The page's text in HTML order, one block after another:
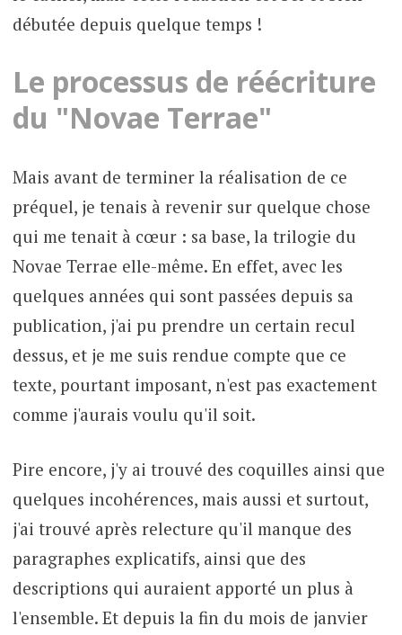
débutée depuis quelque temps !
Le processus de réécriture
du "Novae Terrae"
Mais avant de terminer la réalisation de ce
préquel, je tenais à revenir sur quelque chose
qui me tenait à cœur : sa base, la trilogie du
Novae Terrae elle-même. En effet, avec les
quelques années qui sont passées depuis sa
publication, j'ai pu prendre un certain recul
dessus, et je me suis rendue compte que ce
texte, pourtant imposant, n'est pas exactement
comme j'aurais voulu qu'il soit.
Pire encore, j'y ai trouvé des coquilles ainsi que
quelques incohérences, mais aussi et surtout,
j'ai trouvé après relecture qu'il manque des
paragraphes explicatifs, ainsi que des
descriptions qui auraient apporté un plus à
l'ensemble. Et depuis la fin du mois de janvier